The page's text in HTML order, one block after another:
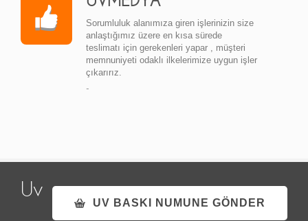
Sorumluluk alanımıza giren işlerinizin size
anlaştığımız üzere en kısa sürede
teslimatı için gerekenleri yapar , müşteri
memnuniyeti odaklı ilkelerimize uygun işler
çıkarırız.
-
UV BASKI NUMUNE GÖNDER
Uv